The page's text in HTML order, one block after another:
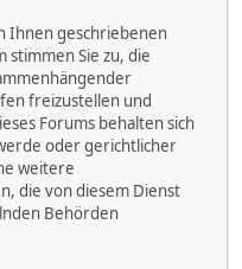
Ihnen geschriebenen
Sie zu, die
freizustellen und
Forums behalten sich
oder gerichtlicher
weitere
die von diesem Dienst
Behörden